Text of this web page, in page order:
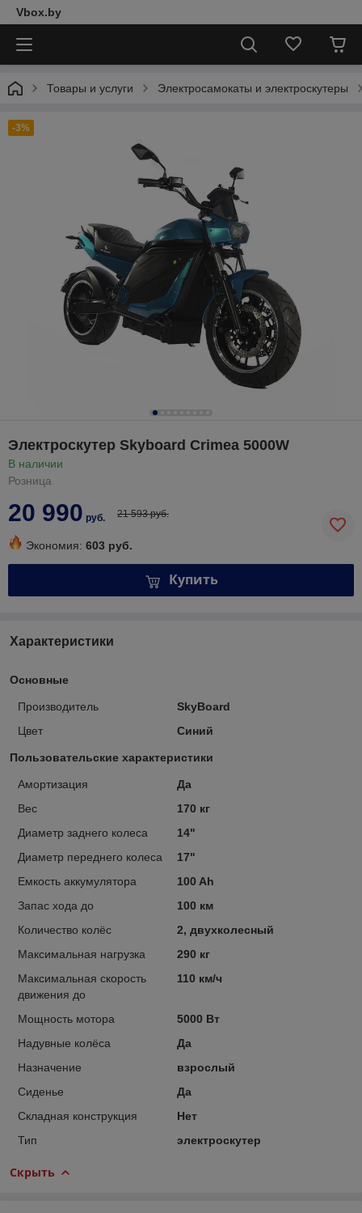
Vbox.by
Товары и услуги Электросамокаты и электроскутеры
-3%
Электроскутер Skyboard Crimea 5000W
В наличии
Розница
20 990 руб. 21 593 руб.
Экономия: 603 руб.
Купить
Характеристики
Основные
Производитель
SkyBoard
Цвет
Синий
Пользовательские характеристики
Амортизация
Да
Вес
170 кг
Диаметр заднего колеса
14"
Диаметр переднего колеса
17"
Емкость аккумулятора
100 Ah
Запас хода до
100 км
Количество колёс
2, двухколесный
Максимальная нагрузка
290 кг
Максимальная скорость
движения до
110 км/ч
Мощность мотора
5000 Вт
Надувные колёса
Да
Назначение
взрослый
Сиденье
Да
Складная конструкция
Нет
Тип
электроскутер
Скрыть